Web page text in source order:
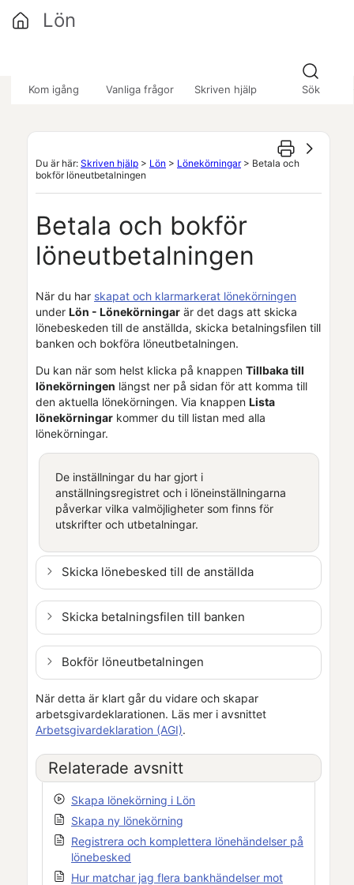
Kom igång Vanliga frågor Skriven hjälp Sök
Lön
Du är här: Skriven hjälp > Lön > Lönekörningar> Betala och
bokför löneutbetalningen
Betala och bokför
löneutbetalningen
När du har skapat och klarmarkerat lönekörningen
under Lön - Lönekörningar är det dags att skicka
lönebeskeden till de anställda, skicka betalningsfilen till
banken och bokföra löneutbetalningen.
Du kan när som helst klicka på knappen Tillbaka till
lönekörningen längst ner på sidan för att komma till
den aktuella lönekörningen. Via knappen Lista
lönekörningar kommer du till listan med alla
lönekörningar.
De inställningar du har gjort i
anställningsregistret och i löneinställningarna
påverkar vilka valmöjligheter som finns för
utskrifter och utbetalningar.
Skicka lönebesked till de anställda
Skicka betalningsfilen till banken
Bokför löneutbetalningen
När detta är klart går du vidare och skapar
arbetsgivardeklarationen. Läs mer i avsnittet
Arbetsgivardeklaration (AGI).
Relaterade avsnitt
Skapa lönekörning i Lön
Skapa ny lönekörning
Registrera och komplettera lönehändelser på
lönebesked
Hur matchar jag flera bankhändelser mot